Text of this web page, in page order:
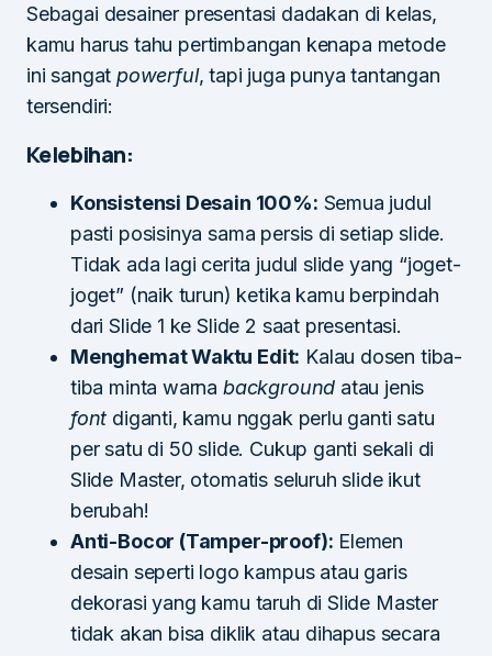
Sebagai desainer presentasi dadakan di kelas,
kamu harus tahu pertimbangan kenapa metode
ini sangatpowerful, tapi juga punya tantangan
tersendiri:
Kelebihan:
Konsistensi Desain 100%: Semua judul
pasti posisinya sama persis di setiap slide.
Tidak ada lagi cerita judul slide yang “joget-
joget” (naik turun) ketika kamu berpindah
dari Slide 1 ke Slide 2 saat presentasi.
Menghemat Waktu Edit: Kalau dosen tiba-
tiba minta warna background atau jenis
font diganti, kamu nggak perlu ganti satu
per satu di 50 slide. Cukup ganti sekali di
Slide Master, otomatis seluruh slide ikut
berubah!
Anti-Bocor (Tamper-proof): Elemen
desain seperti logo kampus atau garis
dekorasi yang kamu taruh di Slide Master
tidak akan bisa diklik atau dihapus secara